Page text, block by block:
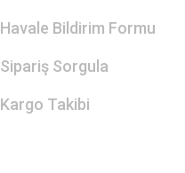
Havale Bildirim Formu
Sipariş Sorgula
Kargo Takibi